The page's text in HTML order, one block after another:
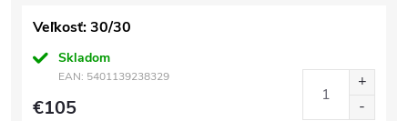
Veľkosť: 30/30
Skladom
EAN: 5401139238329
€105